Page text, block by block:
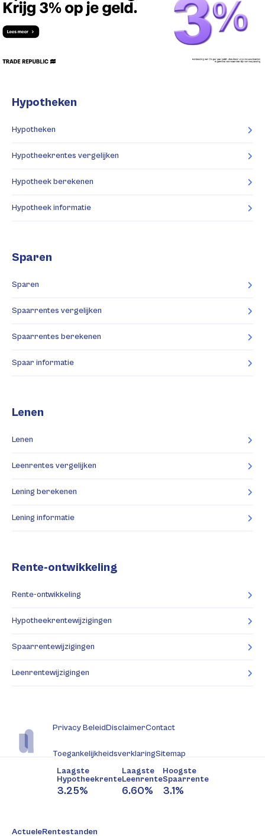
Hypotheken
Hypotheken
Hypotheekrentes vergelijken
Hypotheek berekenen
Hypotheek informatie
Sparen
Sparen
Spaarrentes vergelijken
Spaarrentes berekenen
Spaar informatie
Lenen
Lenen
Leenrentes vergelijken
Lening berekenen
Lening informatie
Rente-ontwikkeling
Rente-ontwikkeling
Hypotheekrentewijzigingen
Spaarrentewijzigingen
Leenrentewijzigingen
Privacy BeleidDisclaimerContact
ToegankelijkheidsverklaringSitemap
Laagste
Hypotheekrente
3.25%
Laagste
Leenrente
6.60%
Hoogste
Spaarrente
3.1%
ActueleRentestanden